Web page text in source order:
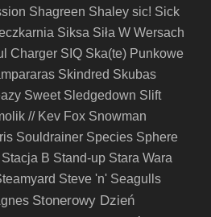
Shagreen Shaley sic! Sick
Siksa Siła W Wersach
Charger SIQ Ska(te) Punkowe
Skindred Skubas
Sweet Sledgedown Slift
// Kev Fox Snowman
Souldrainer Species Sphere
Stacja B Stand-up Stara Wara
Steve 'n' Seagulls
Stonerowy Dzień